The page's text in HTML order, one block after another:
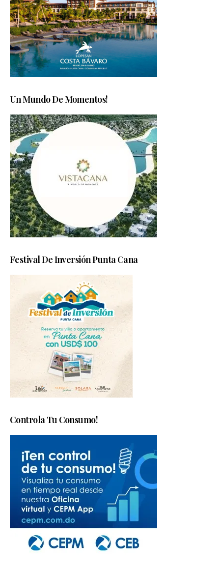
Un Mundo De Momentos!
Festival De Inversión Punta Cana
Controla Tu Consumo!